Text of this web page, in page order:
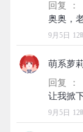
回复 ：
9月5日 12
萌系萝
回复 ：
9月5日 12